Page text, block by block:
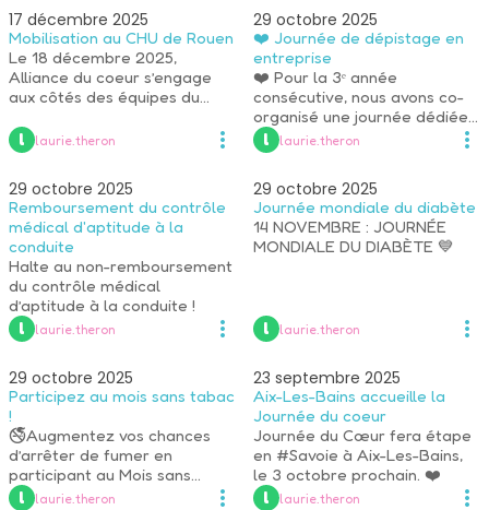
17 décembre 2025
Mobilisation au CHU de Rouen
Le 18 décembre 2025,
Alliance du coeur s’engage
aux côtés des équipes du
CHU de Rouen et de l’Institut
Alain Cribier des valves
Journée Souffle au Cœur,
organisée dans le hall de
l’hôpital Charles-Nicolle.
l laurie.theron
29 octobre 2025
❤️ Journée de dépistage en
entreprise
❤️ Pour la 3ᵉ année
consécutive, nous avons co-
organisé une journée dédiée
à la prévention et au
dépistage des maladies
diabète, en partenariat avec
Roche Diagnostics France.
l laurie.theron
29 octobre 2025
Remboursement du contrôle
médical d'aptitude à la
conduite
Halte au non-remboursement
du contrôle médical
d’aptitude à la conduite !
l
laurie.theron
29 octobre 2025
Journée mondiale du diabète
14 NOVEMBRE : JOURNÉE
MONDIALE DU DIABÈTE 💙
l laurie.theron
29 octobre 2025
Participez au mois sans tabac
!
🚭Augmentez vos chances
d’arrêter de fumer en
participant au Mois sans
tabac !
l laurie.theron
23 septembre 2025
Aix-Les-Bains accueille la
Journée du coeur
Journée du Cœur fera étape
en #Savoie à Aix-Les-Bains,
le 3 octobre prochain. ❤️
l
laurie.theron